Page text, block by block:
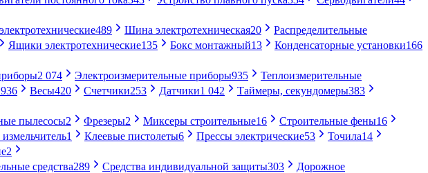
489 Шина электротехническая20
Распределительные
Ящики электротехнические135 Бокс монтажный13 Конденсаторные установки166
2 074 Электроизмерительные приборы935
Теплоизмерительные
936 Весы420 Счетчики253 Датчики1 042 Таймеры, секундомеры383
пылесосы2 Фрезеры2 Миксеры строительные16 Строительные фены16
1 Клеевые пистолеты6 Прессы электрические53 Точила14
2
средства289 Средства индивидуальной защиты303
Дорожное